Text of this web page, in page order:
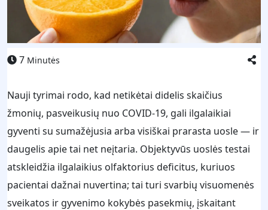
7 Minutės
Nauji tyrimai rodo, kad netikėtai didelis skaičius
žmonių, pasveikusių nuo COVID-19, gali ilgalaikiai
gyventi su sumažėjusia arba visiškai prarasta uosle — ir
daugelis apie tai net neįtaria. Objektyvūs uoslės testai
atskleidžia ilgalaikius olfaktorius deficitus, kuriuos
pacientai dažnai nuvertina; tai turi svarbių visuomenės
sveikatos ir gyvenimo kokybės pasekmių, įskaitant